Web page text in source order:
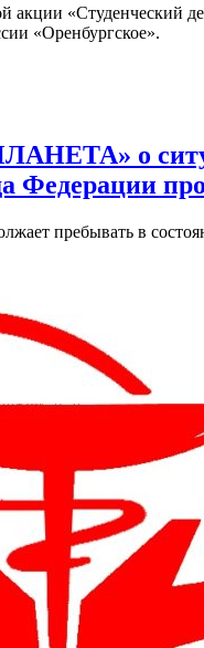
акции «Студенческий
«Оренбургское».
о
Федерации
пребывать в